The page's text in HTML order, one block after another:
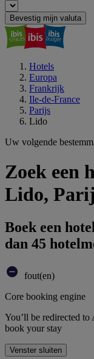
Bevestig mijn valuta
Hotels
Europa
Frankrijk
Ile-de-France
Parijs
Lido
Uw volgende
Zoek een
Lido,
Boek een
dan 45
fout(en)
Core booking engine
You’ll be redirected
book your stay
Venster sluiten